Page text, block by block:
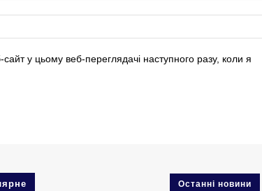
у цьому веб-переглядачі наступного разу, коли я
Останні новини